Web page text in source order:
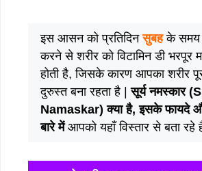
इस आसन को प्रतिदिनसुबह के समय
करने से शरीर को विटामिन डी भरपूर
होती है, जिसके कारण आपका शरीर
दुरुस्त बना रहता है |सूर्य नमस्कार
Namaskar) क्या है, इसके फायदे
बारे मेंआपको यहाँ विस्तार से बता रहे